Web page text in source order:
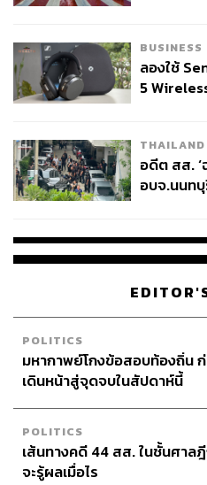
BUSINESS
ลองใช้
5
THAILAND
อดีต สส. ‘
อบจ.นนท
POLITICS
มหากาพย์โกงข้อสอบท้องถิ่น
เดินหน้าสู่จุดจบในสัปดาห์นี้
POLITICS
เส้นทางคดี 44 สส. ในชั้นศาล
จะรู้ผลเมื่อไร